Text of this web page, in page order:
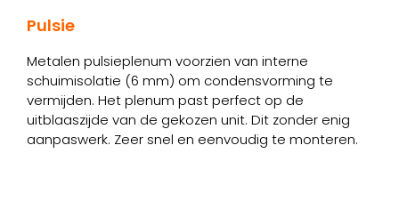
Pulsie
Metalen pulsieplenum voorzien van interne
schuimisolatie (6 mm) om condensvorming te
vermijden. Het plenum past perfect op de
uitblaaszijde van de gekozen unit. Dit zonder enig
aanpaswerk. Zeer snel en eenvoudig te monteren.